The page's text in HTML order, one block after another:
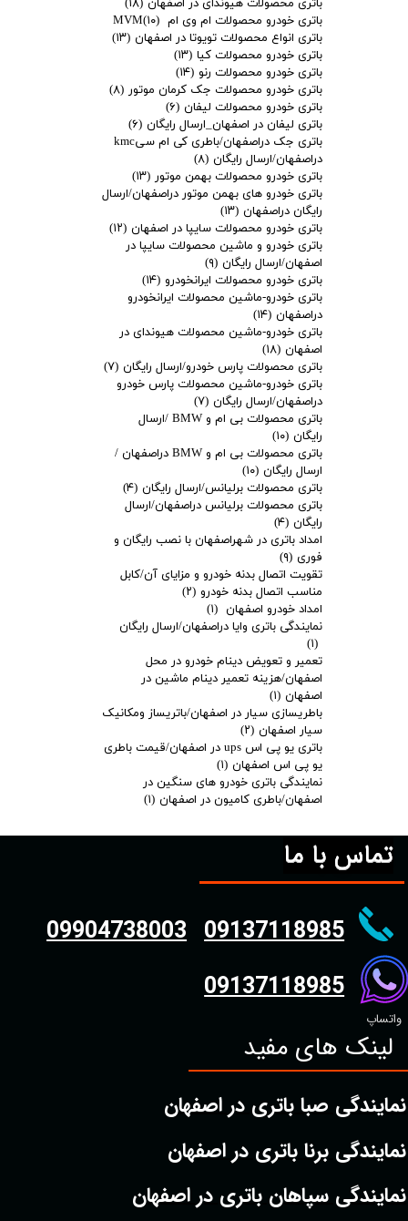
باتری محصولات هیوندای در اصفهان (۱۸)
باتری خودرو محصولات ام وی ام MVM (۱۰)
باتری انواع محصولات تویوتا در اصفهان (۱۳)
باتری خودرو محصولات کیا (۱۳)
باتری خودرو محصولات رنو (۱۴)
باتری خودرو محصولات جک کرمان موتور (۸)
باتری خودرو محصولات لیفان (۶)
باتری لیفان در اصفهان_ارسال رایگان (۶)
باتری جک دراصفهان/باطری کی ام سیkmc
دراصفهان/ارسال رایگان (۸)
باتری خودرو محصولات بهمن موتور (۱۳)
باتری خودرو های بهمن موتور دراصفهان/ارسال
رایگان دراصفهان (۱۳)
باتری خودرو محصولات سایپا در اصفهان (۱۲)
باتری خودرو و ماشین محصولات سایپا در
اصفهان/ارسال رایگان (۹)
باتری خودرو محصولات ایرانخودرو (۱۴)
باتری خودرو-ماشین محصولات ایرانخودرو
دراصفهان (۱۴)
باتری خودرو-ماشین محصولات هیوندای در
اصفهان (۱۸)
باتری محصولات پارس خودرو/ارسال رایگان (۷)
باتری خودرو-ماشین محصولات پارس خودرو
دراصفهان/ارسال رایگان (۷)
باتری محصولات بی ام و BMW /ارسال
رایگان (۱۰)
باتری محصولات بی ام و BMW دراصفهان /
ارسال رایگان (۱۰)
باتری محصولات برلیانس/ارسال رایگان (۴)
باتری محصولات برلیانس دراصفهان/ارسال
رایگان (۴)
امداد باتری در شهراصفهان با نصب رایگان و
فوری (۹)
تقویت اتصال بدنه خودرو و مزایای آن/کابل
مناسب اتصال بدنه خودرو (۲)
امداد خودرو اصفهان (۱)
نمایندگی باتری وایا دراصفهان/ارسال رایگان
(۱)
تعمیر و تعویض دینام خودرو در محل
اصفهان/هزینه تعمیر دینام ماشین در
اصفهان (۱)
باطریسازی سیار در اصفهان/باتریساز ومکانیک
سیار اصفهان (۲)
باتری یو پی اس ups در اصفهان/قیمت باطری
یو پی اس اصفهان (۱)
نمایندگی باتری خودرو های سنگین در
اصفهان/باطری کامیون در اصفهان (۱)
تماس با ما
واتساپ
09904738003 09137118985
09137118985
لینک های مفید
نمایندگی صبا باتری در اصفهان
نمایندگی برنا باتری در اصفهان
نمایندگی سپاهان باتری در اصفهان